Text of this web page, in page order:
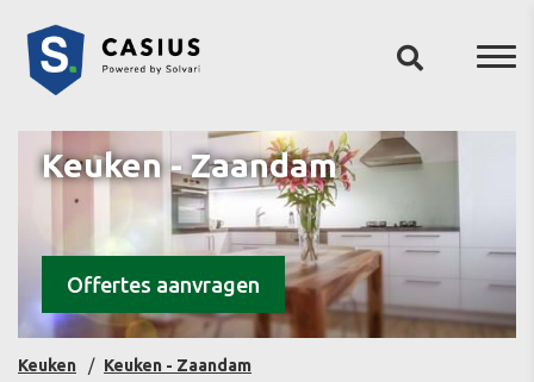
Keuken - Zaandam
Offertes aanvragen
Keuken Keuken - Zaandam